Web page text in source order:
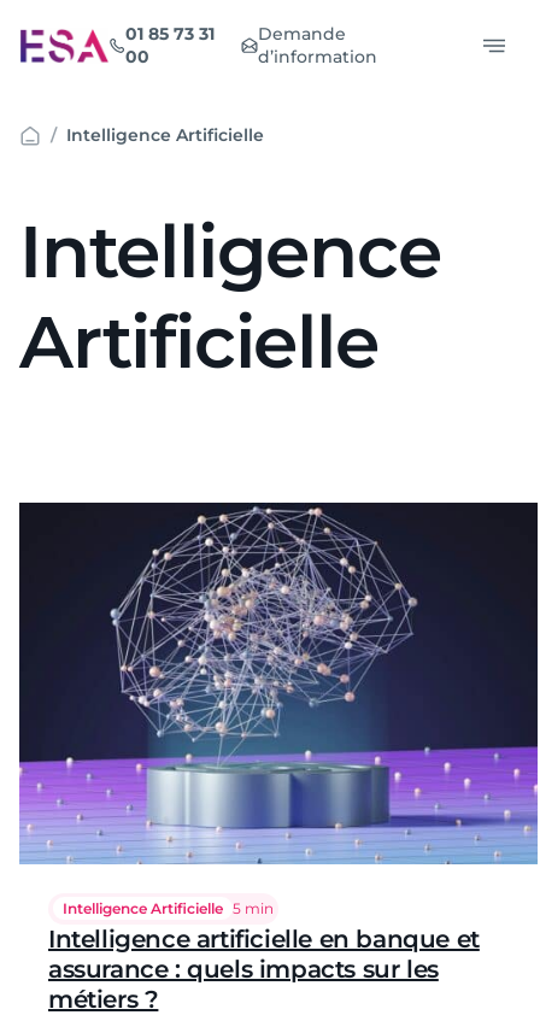
au
contenu
01 85 73 31
00
Demande
d’information
Intelligence Artificielle
Intelligence
Artificielle
Intelligence Artificielle Temps de lecture :
5 min
Intelligence artificielle en banque et
assurance : quels impacts sur les
métiers ?